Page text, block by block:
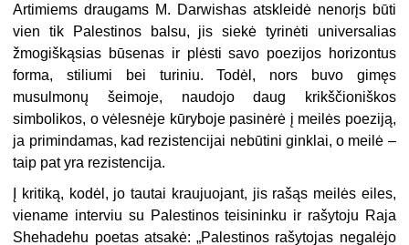
Artimiems draugams M. Darwishas atskleidė nenorįs būti
vien tik Palestinos balsu, jis siekė tyrinėti universalias
žmogiškąsias būsenas ir plėsti savo poezijos horizontus
forma, stiliumi bei turiniu. Todėl, nors buvo gimęs
musulmonų šeimoje, naudojo daug krikščioniškos
simbolikos, o vėlesnėje kūryboje pasinėrė į meilės poeziją,
ja primindamas, kad rezistencijai nebūtini ginklai, o meilė –
taip pat yra rezistencija.
Į kritiką, kodėl, jo tautai kraujuojant, jis rašąs meilės eiles,
viename interviu su Palestinos teisininku ir rašytoju Raja
Shehadehu poetas atsakė: „Palestinos rašytojas negalėjo